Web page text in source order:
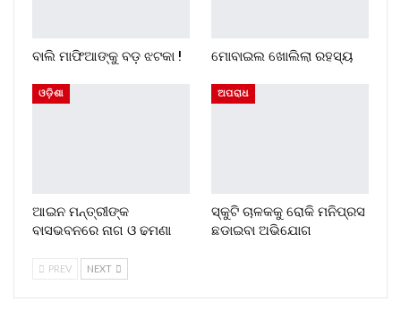
ବାଲି ମାଫିଆଙ୍କୁ ବଡ଼ ଝଟକା ! ମୋବାଇଲ ଖୋଲିଲା ରହସ୍ୟ
ଓଡ଼ିଶା
ଆଇନ ମନ୍ତ୍ରୀଙ୍କ
ବାସଭବନରେ ନାଗ ଓ ଢମଣା
ଅପରାଧ
ସ୍କୁଟି ଚାଳକକୁ ରୋକି ମନିପ୍ରସ
ଛଡାଇବା ଅଭିଯୋଗ
PREV NEXT